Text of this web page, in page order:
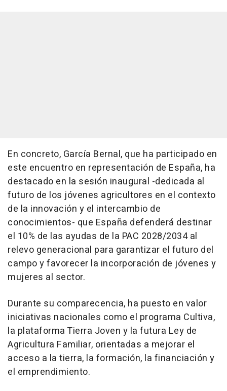
En concreto, García Bernal, que ha participado en
este encuentro en representación de España, ha
destacado en la sesión inaugural -dedicada al
futuro de los jóvenes agricultores en el contexto
de la innovación y el intercambio de
conocimientos- que España defenderá destinar
el 10% de las ayudas de la PAC 2028/2034 al
relevo generacional para garantizar el futuro del
campo y favorecer la incorporación de jóvenes y
mujeres al sector.
Durante su comparecencia, ha puesto en valor
iniciativas nacionales como el programa Cultiva,
la plataforma Tierra Joven y la futura Ley de
Agricultura Familiar, orientadas a mejorar el
acceso a la tierra, la formación, la financiación y
el emprendimiento.